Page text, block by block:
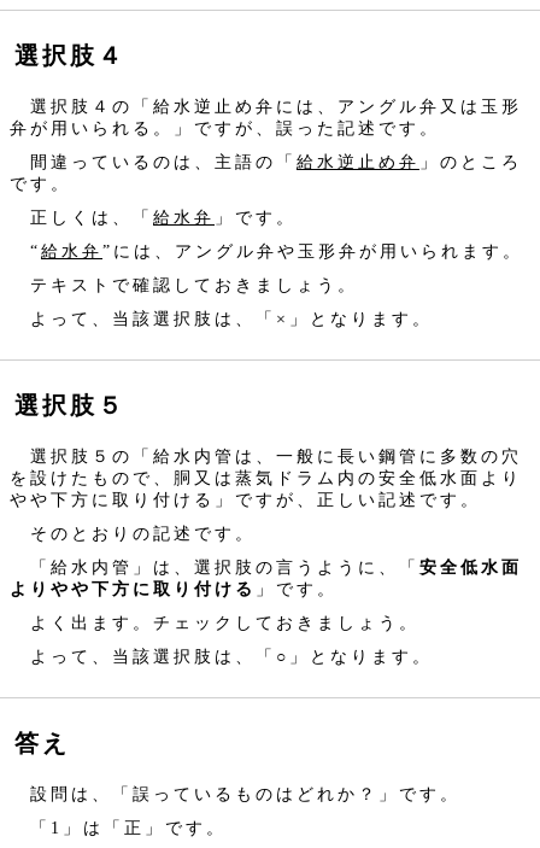
選択肢４
選択肢４の「給水逆止め弁には、アングル弁又は玉形
弁が用いられる。」ですが、誤った記述です。
間違っているのは、主語の「 給水逆止め弁 」のところ
です。
正しくは、「 給水弁 」です。
“給水弁”には、アングル弁や玉形弁が用いられます。
テキストで確認しておきましょう。
よって、当該選択肢は、「×」となります。
選択肢５
選択肢５の「給水内管は、一般に長い鋼管に多数の穴
を設けたもので、胴又は蒸気ドラム内の安全低水面より
やや下方に取り付ける」ですが、正しい記述です。
そのとおりの記述です。
「給水内管」は、選択肢の言うように、「 安全低水面
よりやや下方に取り付ける 」です。
よく出ます。チェックしておきましょう。
よって、当該選択肢は、「○」となります。
答え
設問は、「誤っているものはどれか？」です。
「1」は「正」です。